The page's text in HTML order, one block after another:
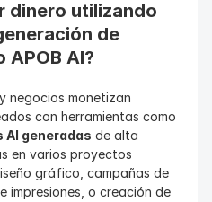
dinero utilizando
de
APOB AI?
negocios monetizan
con herramientas como
AI generadas de alta
en varios proyectos
gráfico, campañas de
impresiones, o creación de